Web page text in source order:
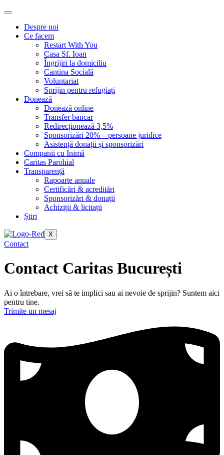
Despre noi
Ce facem
Restart With You
Casa Sf. Ioan
Îngrijiri la domiciliu
Cantina Socială
Voluntariat
Sprijin pentru refugiați
Donează
Donează online
Transfer bancar
Redirecționează 3,5%
Sponsorizări 20% – persoane juridice
Asistență donații și sponsorizări
Companii cu Inimă
Caritas Parohial
Transparență
Rapoarte anuale
Certificări & acreditări
Sponsorizări & donații
Achiziții & licitații
Știri
X
Contact
Contact Caritas București
Ai o întrebare, vrei să te implici sau ai nevoie de sprijin? Suntem aici
pentru tine.
Trimite un mesaj